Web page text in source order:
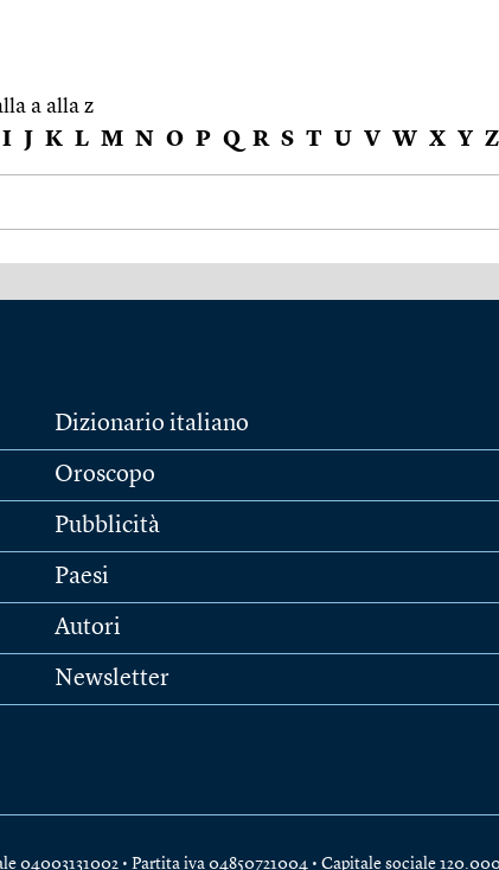
a alla z
I J K L M N O P Q R S T U V W X Y Z
Dizionario italiano
Oroscopo
Pubblicità
Paesi
Autori
Newsletter
• Partita iva 04850721004 • Capitale sociale